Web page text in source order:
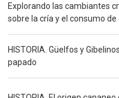
Explorando las cambiantes
sobre la cría y el consumo de
HISTORIA. Güelfos y
papado